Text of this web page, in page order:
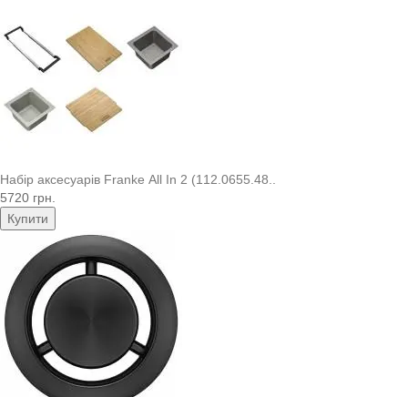
Набір аксесуарів Franke All In 2 (112.0655.48..
5720 грн.
Купити